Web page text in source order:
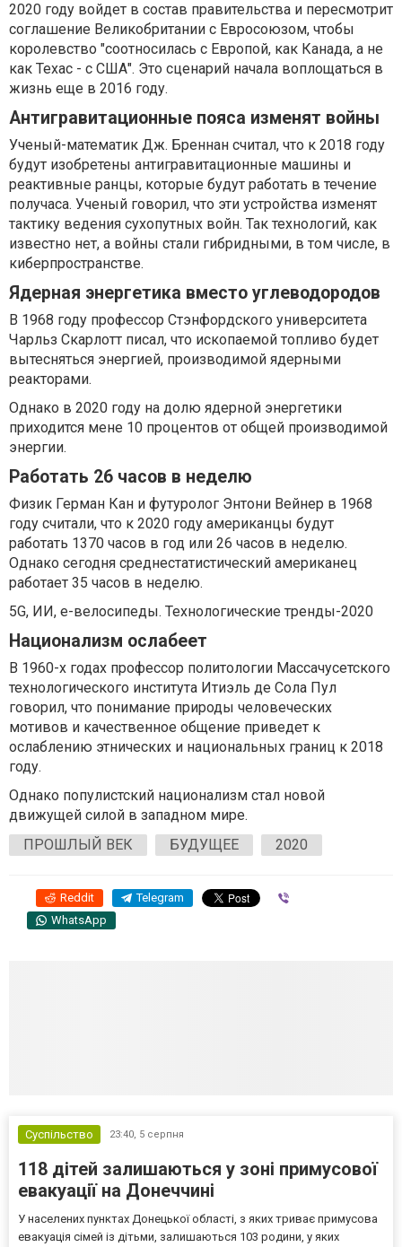
2020 году войдет в состав правительства и пересмотрит
соглашение Великобритании с Евросоюзом, чтобы
королевство "соотносилась с Европой, как Канада, а не
как Техас - с США". Это сценарий начала воплощаться в
жизнь еще в 2016 году.
Антигравитационные пояса изменят войны
Ученый-математик Дж. Бреннан считал, что к 2018 году
будут изобретены антигравитационные машины и
реактивные ранцы, которые будут работать в течение
получаса. Ученый говорил, что эти устройства изменят
тактику ведения сухопутных войн. Так технологий, как
известно нет, а войны стали гибридными, в том числе, в
киберпространстве.
Ядерная энергетика вместо углеводородов
В 1968 году профессор Стэнфордского университета
Чарльз Скарлотт писал, что ископаемой топливо будет
вытесняться энергией, производимой ядерными
реакторами.
Однако в 2020 году на долю ядерной энергетики
приходится мене 10 процентов от общей производимой
энергии.
Работать 26 часов в неделю
Физик Герман Кан и футуролог Энтони Вейнер в 1968
году считали, что к 2020 году американцы будут
работать 1370 часов в год или 26 часов в неделю.
Однако сегодня среднестатистический американец
работает 35 часов в неделю.
5G, ИИ, e-велосипеды. Технологические тренды-2020
Национализм ослабеет
В 1960-х годах профессор политологии Массачусетского
технологического института Итиэль де Сола Пул
говорил, что понимание природы человеческих
мотивов и качественное общение приведет к
ослаблению этнических и национальных границ к 2018
году.
Однако популистский национализм стал новой
движущей силой в западном мире.
ПРОШЛЫЙ ВЕК
БУДУЩЕЕ 2020
Reddit Telegram
WhatsApp
Суспільство 23:40, 5 серпня
118 дітей залишаються у зоні примусової
евакуації на Донеччині
У населених пунктах Донецької області, з яких триває примусова
евакуація сімей із дітьми, залишаються 103 родини, у яких